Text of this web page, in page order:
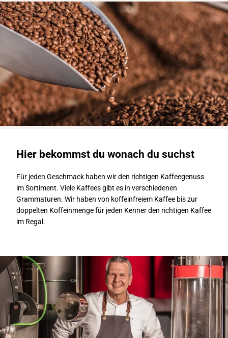
Hier bekommst du wonach du suchst
Für jeden Geschmack haben wir den richtigen Kaffeegenuss
im Sortiment. Viele Kaffees gibt es in verschiedenen
Grammaturen. Wir haben von koffeinfreiem Kaffee bis zur
doppelten Koffeinmenge für jeden Kenner den richtigen Kaffee
im Regal.